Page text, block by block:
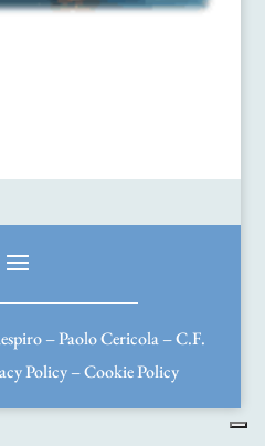
– Paolo Cericola – C.F.
Policy–Cookie Policy